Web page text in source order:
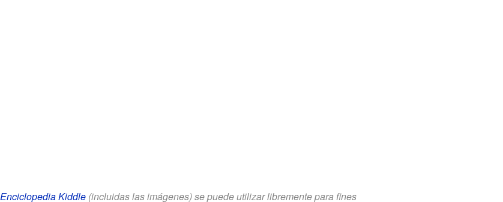
Enciclopedia Kiddle(incluidas las imágenes) se puede utilizar libremente para fines